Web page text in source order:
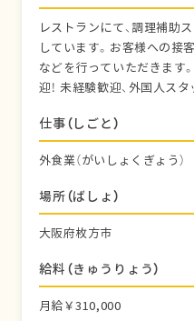
レストランにて、調理補助
しています。お客様への接
などを行っていただきます
迎！ 未経験歓迎、外国人ス
仕事（しごと）
外食業（がいしょくぎょう）
場所（ばしょ）
大阪府枚方市
給料（きゅうりょう）
月給￥310,000